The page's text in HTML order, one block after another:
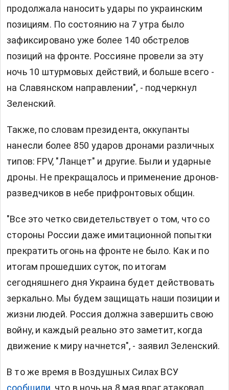
продолжала наносить удары по украинским
позициям. По состоянию на 7 утра было
зафиксировано уже более 140 обстрелов
позиций на фронте. Россияне провели за эту
ночь 10 штурмовых действий, и больше всего -
на Славянском направлении", - подчеркнул
Зеленский.
Также, по словам президента, оккупанты
нанесли более 850 ударов дронами различных
типов: FPV, "Ланцет" и другие. Были и ударные
дроны. Не прекращалось и применение дронов-
разведчиков в небе прифронтовых общин.
"Все это четко свидетельствует о том, что со
стороны России даже имитационной попытки
прекратить огонь на фронте не было. Как и по
итогам прошедших суток, по итогам
сегодняшнего дня Украина будет действовать
зеркально. Мы будем защищать наши позиции и
жизни людей. Россия должна завершить свою
войну, и каждый реально это заметит, когда
движение к миру начнется", - заявил Зеленский.
В то же время в Воздушных Силах ВСУ
сообщили , что в ночь на 8 мая враг атаковал